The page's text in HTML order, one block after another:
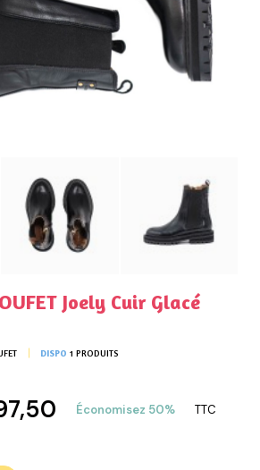
Joely Cuir Glacé
DISPO 1 PRODUITS
Économisez 50% TTC